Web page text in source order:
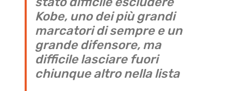
Kobe, uno dei più grandi
marcatori di sempre e un
grande difensore, ma
difficile lasciare fuori
chiunque altro nella lista